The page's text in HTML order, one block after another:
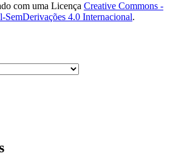
com uma Licença Creative Commons -
4.0 Internacional.